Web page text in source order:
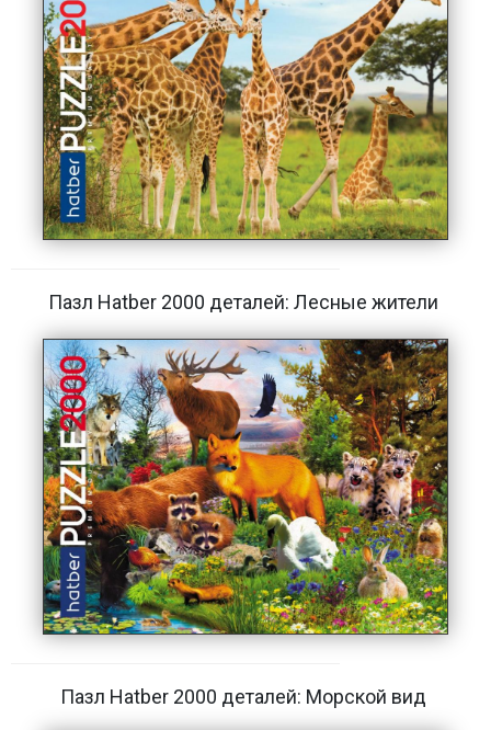
Пазл Hatber 2000 деталей: Лесные жители
Пазл Hatber 2000 деталей: Морской вид